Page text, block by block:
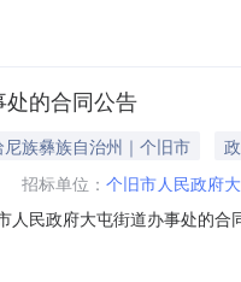
的合同公告
族彝族自治州｜个旧市
招标单位： 个旧市人民政府
人民政府大屯街道办事处的
、合同内容：序号标项名称